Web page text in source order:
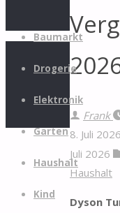
Zum
springen
Baumarkt
Drogerie
Elektronik
Garten
Haushalt
Kind
Frank
8. Juli 2026
Juli 2026
Haushalt
Dyson